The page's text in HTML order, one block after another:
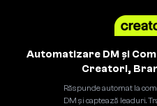
Automatizare DM și
Creatori,
Răspunde automat la
DM și captează leaduri.